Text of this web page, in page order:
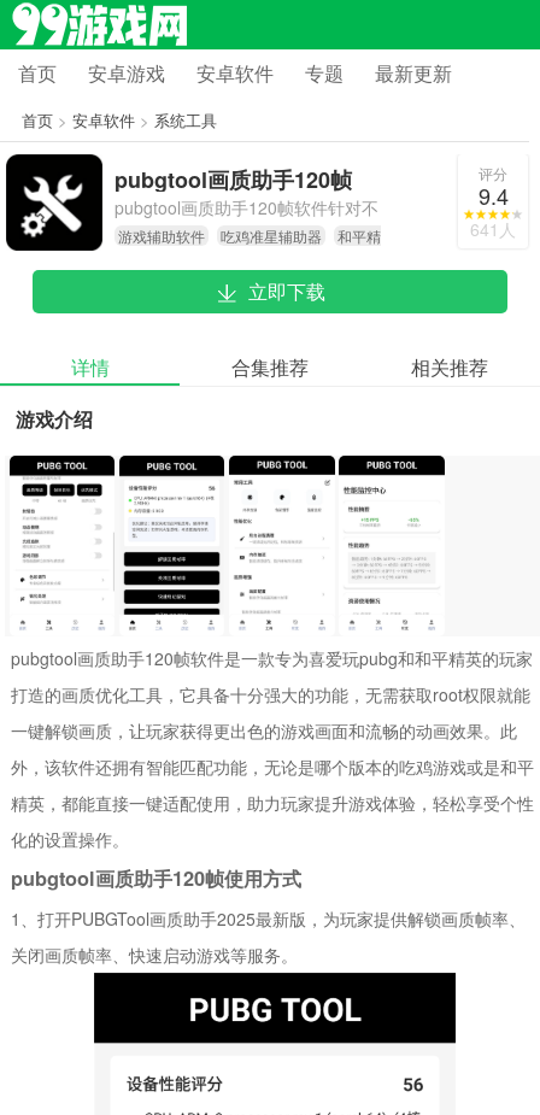
首页 安卓游戏 安卓软件 专题 最新更新
首页> 安卓软件> 系统工具
pubgtool画质助手120帧
pubgtool画质助手120帧软件针对不
同机型提供差异化的画质调整服务，
能适配各类设备优化需求，手机配置
越高，可获得的优化效果越出色，部
游戏辅助软件 吃鸡准星辅助器
和平精
评分
9.4
641人
立即下载
详情 合集推荐
相关推荐
游戏介绍
pubgtool画质助手120帧软件是一款专为喜爱玩pubg和和平精英的玩家
打造的画质优化工具，它具备十分强大的功能，无需获取root权限就能
一键解锁画质，让玩家获得更出色的游戏画面和流畅的动画效果。此
外，该软件还拥有智能匹配功能，无论是哪个版本的吃鸡游戏或是和平
精英，都能直接一键适配使用，助力玩家提升游戏体验，轻松享受个性
化的设置操作。
pubgtool画质助手120帧使用方式
1、打开PUBGTool画质助手2025最新版，为玩家提供解锁画质帧率、
关闭画质帧率、快速启动游戏等服务。